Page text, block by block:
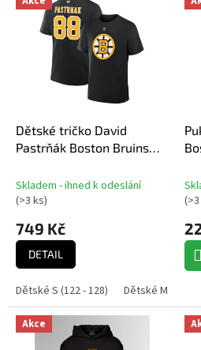
Nejdražší
Nejprodávanější
Abecedně
Dětské tričko David
Pastrňák Boston Bruins
Tee
Skladem - ihned k odeslání
(>3 ks)
749 Kč
DETAIL
Dětské S (122 - 128) Dětské M (140 -
(
Akce